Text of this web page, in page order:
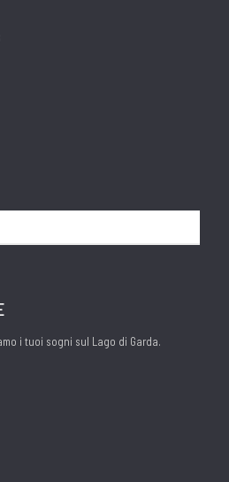
i tuoi sogni sul Lago di Garda.